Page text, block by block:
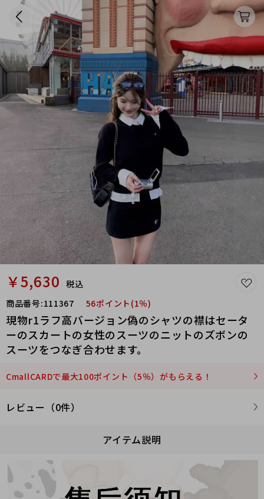
￥5,630 税込
商品番号:111367 56ポイント(1％)
現物r1ラフ高バージョン偽のシャツの襟はセータ
ーのスカートの女性のスーツのニットのズボンの
スーツをつなぎ合わせます。
CmallCARDで最大100ポイント（5％）がもらえる！
レビュー（0件）
アイテム説明